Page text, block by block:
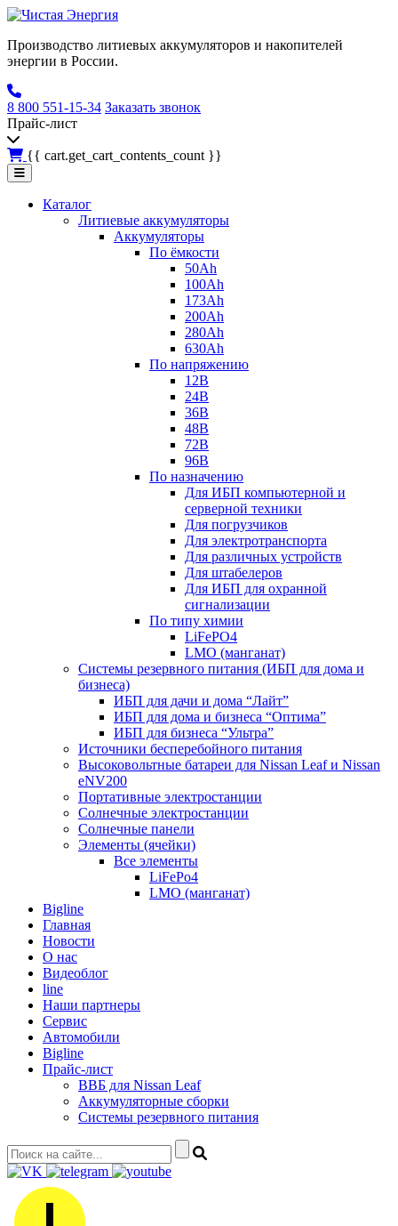
Производство литиевых аккумуляторов и накопителей
энергии в России.
8 800 551-15-34 Заказать звонок
Прайс-лист
{{ cart.get_cart_contents_count }}
Каталог
Литиевые аккумуляторы
Аккумуляторы
По ёмкости
50Ah
100Ah
173Ah
200Ah
280Ah
630Ah
По напряжению
12В
24В
36В
48В
72В
96В
По назначению
Для ИБП компьютерной и
серверной техники
Для погрузчиков
Для электротранспорта
Для различных устройств
Для штабелеров
Для ИБП для охранной
сигнализации
По типу химии
LiFePO4
LMO (манганат)
Системы резервного питания (ИБП для дома и
бизнеса)
ИБП для дачи и дома “Лайт”
ИБП для дома и бизнеса “Оптима”
ИБП для бизнеса “Ультра”
Источники бесперебойного питания
Высоковольтные батареи для Nissan Leaf и Nissan
eNV200
Портативные электростанции
Солнечные электростанции
Солнечные панели
Элементы (ячейки)
Все элементы
LiFePo4
LMO (манганат)
Bigline
Главная
Новости
О нас
Видеоблог
line
Наши партнеры
Сервис
Автомобили
Bigline
Прайс-лист
ВВБ для Nissan Leaf
Аккумуляторные сборки
Системы резервного питания